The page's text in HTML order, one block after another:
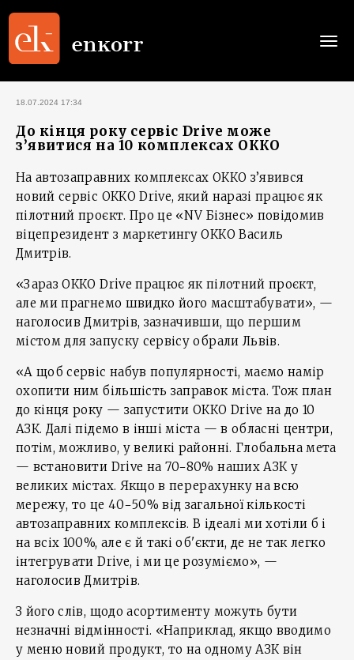
18.07.2024 17:34
До кінця року сервіс Drive може
з’явитися на 10 комплексах ОККО
На автозаправних комплексах ОККО з’явився
новий сервіс ОККО Drive, який наразі працює як
пілотний проєкт. Про це «NV Бізнес» повідомив
віцепрезидент з маркетингу ОККО Василь
Дмитрів.
«Зараз ОККО Drive працює як пілотний проєкт,
але ми прагнемо швидко його масштабувати», —
наголосив Дмитрів, зазначивши, що першим
містом для запуску сервісу обрали Львів.
«А щоб сервіс набув популярності, маємо намір
охопити ним більшість заправок міста. Тож план
до кінця року — запустити ОККО Drive на до 10
АЗК. Далі підемо в інші міста — в обласні центри,
потім, можливо, у великі районні. Глобальна мета
— встановити Drive на 70−80% наших АЗК у
великих містах. Якщо в перерахунку на всю
мережу, то це 40−50% від загальної кількості
автозаправних комплексів. В ідеалі ми хотіли б і
на всіх 100%, але є й такі об'єкти, де не так легко
інтегрувати Drive, і ми це розуміємо», —
наголосив Дмитрів.
З його слів, щодо асортименту можуть бути
незначні відмінності. «Наприклад, якщо вводимо
у меню новий продукт, то на одному АЗК він